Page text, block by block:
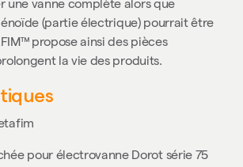
une vanne complète alors que
(partie électrique) pourrait être
propose ainsi des pièces
la vie des produits.
pour électrovanne Dorot série 75